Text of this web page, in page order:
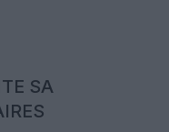
SA